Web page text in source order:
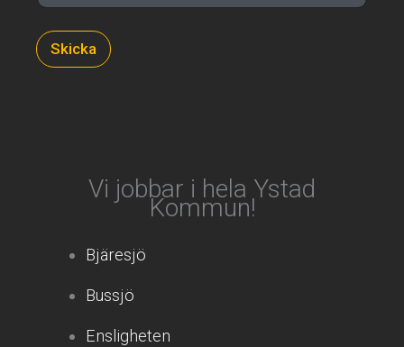
Skicka
Vi jobbar i hela Ystad
Kommun!
Bjäresjö
Bussjö
Ensligheten